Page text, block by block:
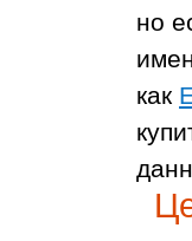
но
как